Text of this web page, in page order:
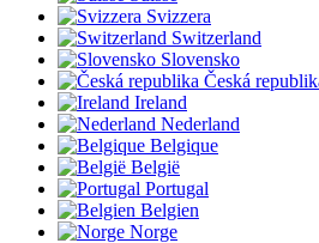
Svizzera
Switzerland
Slovensko
Česká
Ireland
Nederland
Belgique
België
Portugal
Belgien
Norge